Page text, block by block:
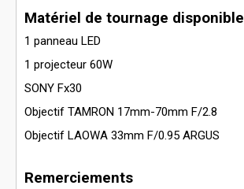
Matériel de tournage disponible
1 panneau LED
1 projecteur 60W
SONY Fx30
Objectif TAMRON 17mm-70mm F/2.8
Objectif LAOWA 33mm F/0.95 ARGUS
Remerciements